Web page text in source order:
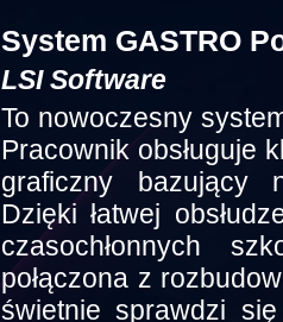
System GASTRO
LSI Software
To nowoczesny
Pracownik obsługuje
graficzny bazujący
Dzięki łatwej
czasochłonnych
połączona z
świetnie sprawdzi